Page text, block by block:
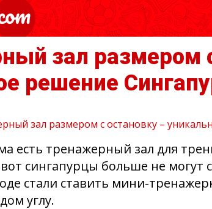
зал размером
решение
есть тренажерный зал для
сингапурцы больше не могут
стали ставить мини-
углу.